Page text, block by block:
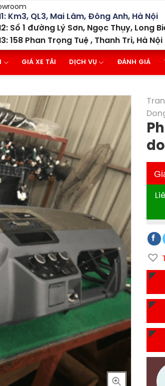
Km3, QL3, Mai Lâm, Đông Anh, Hà Nội
Số 1 đường Lý Sơn, Ngọc Thụy, Long
158 Phan Trọng Tuệ , Thanh Trì, Hà Nội
GIÁ XE TẢI DỊCH VỤ ĐÁNH GIÁ